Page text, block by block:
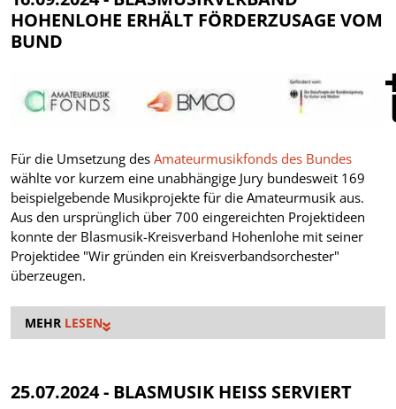
HOHENLOHE ERHÄLT FÖRDERZUSAGE VOM
BUND
Für die Umsetzung des Amateurmusikfonds des Bundes
wählte vor kurzem eine unabhängige Jury bundesweit 169
beispielgebende Musikprojekte für die Amateurmusik aus.
Aus den ursprünglich über 700 eingereichten Projektideen
konnte der Blasmusik-Kreisverband Hohenlohe mit seiner
Projektidee "Wir gründen ein Kreisverbandsorchester"
überzeugen.
LESEN
25.07.2024 - BLASMUSIK HEISS SERVIERT